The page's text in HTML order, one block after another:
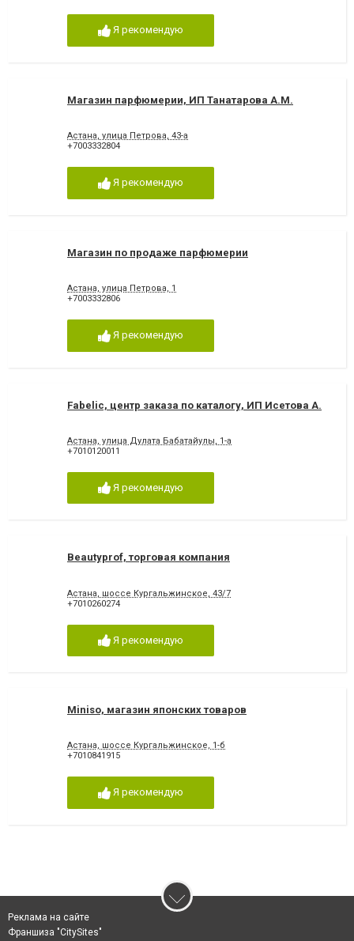
Я рекомендую
Магазин парфюмерии, ИП Танатарова А.М.
Астана, улица Петрова, 43-а
+7003332804
Я рекомендую
Магазин по продаже парфюмерии
Астана, улица Петрова, 1
+7003332806
Я рекомендую
Fabelic, центр заказа по каталогу, ИП Исетова А.
Астана, улица Дулата Бабатайулы, 1-а
+7010120011
Я рекомендую
Beautyprof, торговая компания
Астана, шоссе Кургальжинское, 43/7
+7010260274
Я рекомендую
Miniso, магазин японских товаров
Астана, шоссе Кургальжинское, 1-б
+7010841915
Я рекомендую
Реклама на сайте
Франшиза "CitySites"